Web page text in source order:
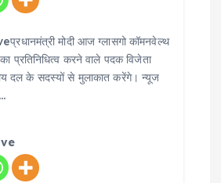
मोदी आज ग्लासगो कॉमनवेल्थ
प्रतिनिधित्व करने वाले पदक विजेता
दल के सदस्यों से मुलाकात करेंगे। न्यूज